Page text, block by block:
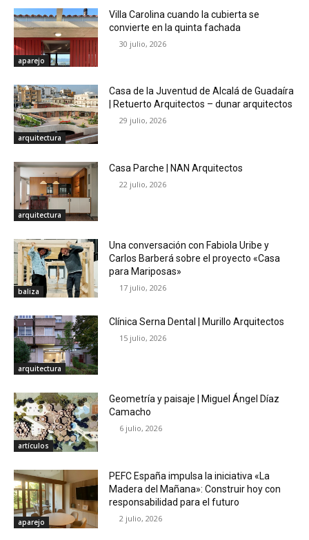
aparejo
Villa Carolina cuando la cubierta se
convierte en la quinta fachada
30 julio, 2026
arquitectura
Casa de la Juventud de Alcalá de Guadaíra
| Retuerto Arquitectos – dunar arquitectos
29 julio, 2026
arquitectura
Casa Parche | NAN Arquitectos
22 julio, 2026
baliza
Una conversación con Fabiola Uribe y
Carlos Barberá sobre el proyecto «Casa
para Mariposas»
17 julio, 2026
arquitectura
Clínica Serna Dental | Murillo Arquitectos
15 julio, 2026
artículos
Geometría y paisaje | Miguel Ángel Díaz
Camacho
6 julio, 2026
aparejo
PEFC España impulsa la iniciativa «La
Madera del Mañana»: Construir hoy con
responsabilidad para el futuro
2 julio, 2026